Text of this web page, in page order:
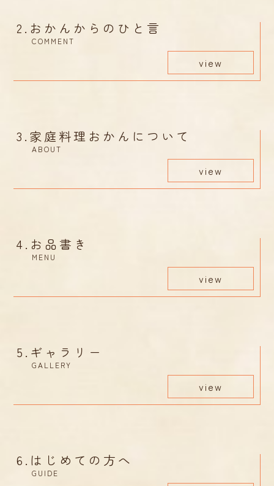
2. おかんからのひと言
COMMENT
view
3. 家庭料理おかんについて
ABOUT
view
4. お品書き
MENU
view
5. ギャラリー
GALLERY
view
6. はじめての方へ
GUIDE